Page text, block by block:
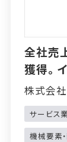
全社売
獲得。
株式会
サービス業
機械要素